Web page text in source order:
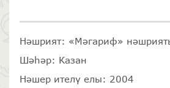
Нәшрият: «Мәгариф»
Шәһәр: Казан
Нәшер ителү елы: 2004